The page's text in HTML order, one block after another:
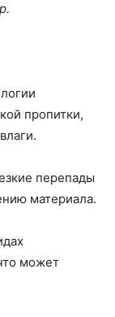
пропитки,
перепады
материала.
может